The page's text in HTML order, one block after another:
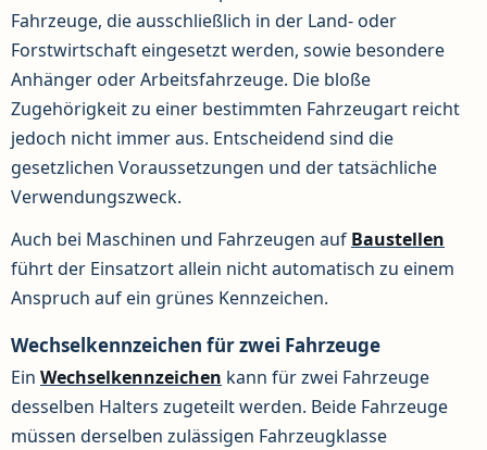
Fahrzeuge, die ausschließlich in der Land- oder
Forstwirtschaft eingesetzt werden, sowie besondere
Anhänger oder Arbeitsfahrzeuge. Die bloße
Zugehörigkeit zu einer bestimmten Fahrzeugart reicht
jedoch nicht immer aus. Entscheidend sind die
gesetzlichen Voraussetzungen und der tatsächliche
Verwendungszweck.
Auch bei Maschinen und Fahrzeugen auf Baustellen
führt der Einsatzort allein nicht automatisch zu einem
Anspruch auf ein grünes Kennzeichen.
Wechselkennzeichen für zwei Fahrzeuge
Ein Wechselkennzeichen kann für zwei Fahrzeuge
desselben Halters zugeteilt werden. Beide Fahrzeuge
müssen derselben zulässigen Fahrzeugklasse